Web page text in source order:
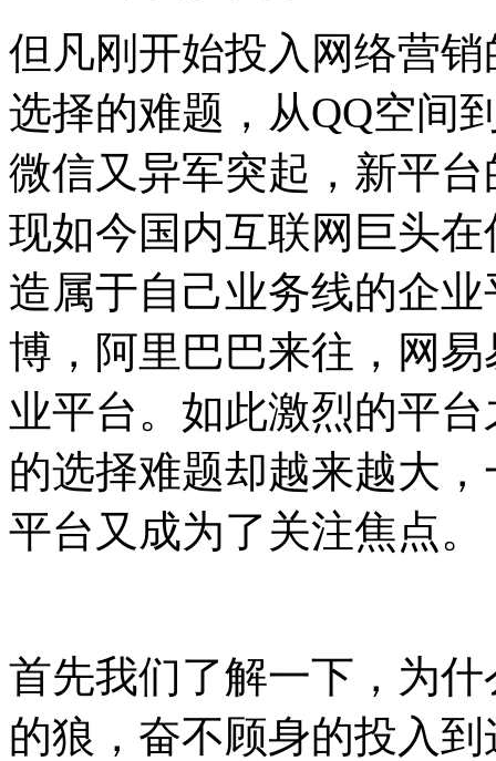
但凡刚开始投入网络营
选择的难题，从QQ空间
微信又异军突起，新平
现如今国内互联网巨头
造属于自己业务线的企
博，阿里巴巴来往，网
业平台。如此激烈的平
的选择难题却越来越大
平台又成为了关注焦点。
首先我们了解一下，为
的狼，奋不顾身的投入